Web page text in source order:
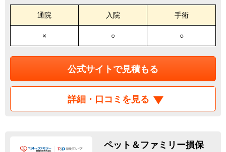
通院 入院 手術
× ○ ○
公式サイトで見積もる
詳細・口コミを見る
ペット＆ファミリー損保